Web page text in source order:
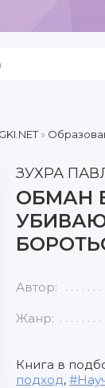
»
ЗУХРА
ОБМАН
Автор:
Жанр:
Книга в
подход,